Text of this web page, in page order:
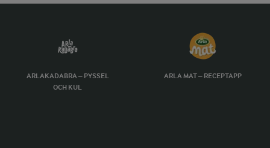
ARLAKADABRA – PYSSEL
OCH KUL
ARLA MAT – RECEPTAPP